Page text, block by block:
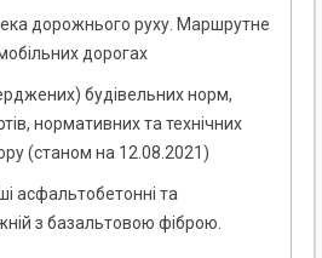
дорожнього руху. Маршрутне
дорогах
будівельних норм,
нормативних та технічних
(станом на 12.08.2021)
асфальтобетонні та
з базальтовою фіброю.